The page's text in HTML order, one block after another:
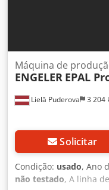
Lielā Puderova 3 204
Máquina de
ENGELER EPAL
Solicitar
Condição: usado, Ano
não testado, A linha